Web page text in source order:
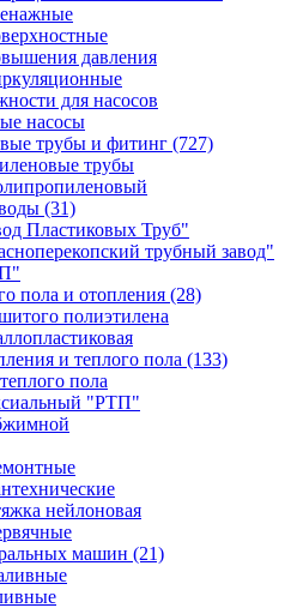
давления
для насосов
насосы
трубы и фитинг (727)
трубы
(31)
Пластиковых Труб"
трубный завод"
пола и отопления (28)
полиэтилена
и теплого пола (133)
пола
"РТП"
нейлоновая
машин (21)